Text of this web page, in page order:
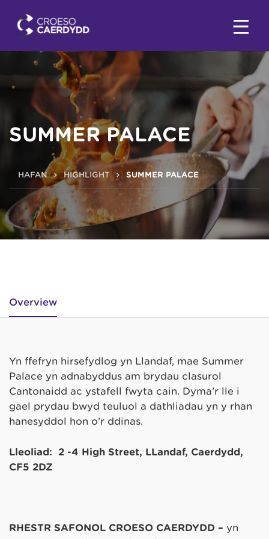
SUMMER PALACE
HAFAN HIGHLIGHT SUMMER PALACE
Overview
Yn ffefryn hirsefydlog yn Llandaf, mae Summer
Palace yn adnabyddus am brydau clasurol
Cantonaidd ac ystafell fwyta cain. Dyma’r lle i
gael prydau bwyd teuluol a dathliadau yn y rhan
hanesyddol hon o’r ddinas.
Lleoliad: 2 -4 High Street, LLandaf, Caerdydd,
CF5 2DZ
RHESTR SAFONOL CROESO CAERDYDD – yn